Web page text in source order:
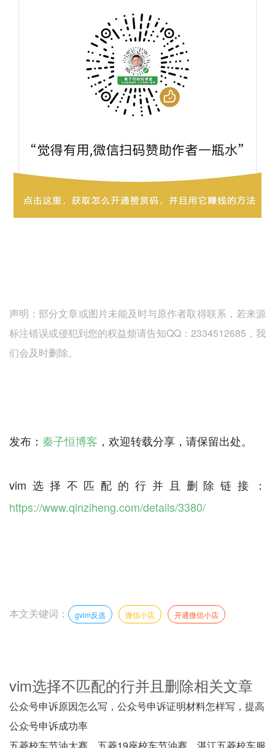
声明：部分文章或图片未能及时与原作者取得联系，若来源
标注错误或侵犯到您的权益烦请告知QQ：2334512685，我
们会及时删除。
发布： 秦子恒博客 ，欢迎转载分享，请保留出处。
vim选择不匹配的行并且删除链接：
https://www.qinziheng.com/details/3380/
本文关键词： gvim反选 微信小店 开通微信小店
vim选择不匹配的行并且删除相关文章
公众号申诉原因怎么写，公众号申诉证明材料怎样写，提高
公众号申诉成功率